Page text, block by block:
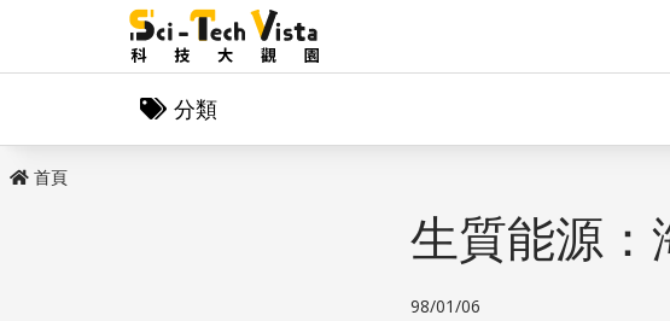
分類
首頁
生質能源：
98/01/06